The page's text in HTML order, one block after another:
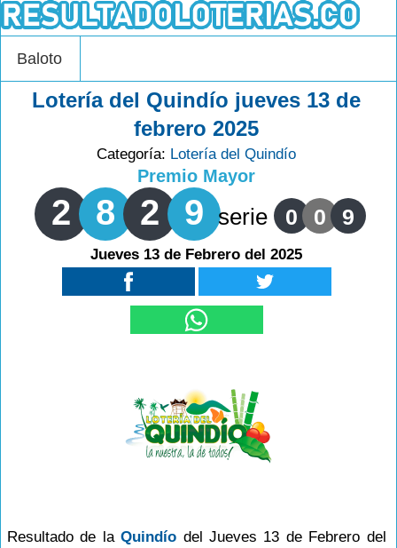
Baloto
Lotería del Quindío jueves 13 de
febrero 2025
Categoría: Lotería del Quindío
Premio Mayor
2 8 2 9 serie 0 0 9
Jueves 13 de Febrero del 2025
Resultado de laQuindío del Jueves 13 de Febrero del